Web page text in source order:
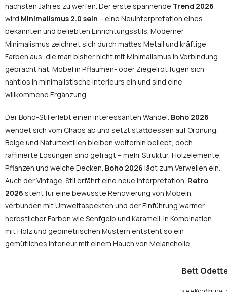
nächsten Jahres zu werfen. Der erste spannende Trend 2026
wird Minimalismus 2.0 sein – eine Neuinterpretation eines
bekannten und beliebten Einrichtungsstils. Moderner
Minimalismus zeichnet sich durch mattes Metall und kräftige
Farben aus, die man bisher nicht mit Minimalismus in Verbindung
gebracht hat. Möbel in Pflaumen- oder Ziegelrot fügen sich
nahtlos in minimalistische Interieurs ein und sind eine
willkommene Ergänzung.
Der Boho-Stil erlebt einen interessanten Wandel. Boho 2026
wendet sich vom Chaos ab und setzt stattdessen auf Ordnung.
Beige und Naturtextilien bleiben weiterhin beliebt, doch
raffinierte Lösungen sind gefragt – mehr Struktur, Holzelemente,
Pflanzen und weiche Decken. Boho 2026 lädt zum Verweilen ein.
Auch der Vintage-Stil erfährt eine neue Interpretation. Retro
2026 steht für eine bewusste Renovierung von Möbeln,
verbunden mit Umweltaspekten und der Einführung warmer,
herbstlicher Farben wie Senfgelb und Karamell. In Kombination
mit Holz und geometrischen Mustern entsteht so ein
gemütliches Interieur mit einem Hauch von Melancholie.
Bett